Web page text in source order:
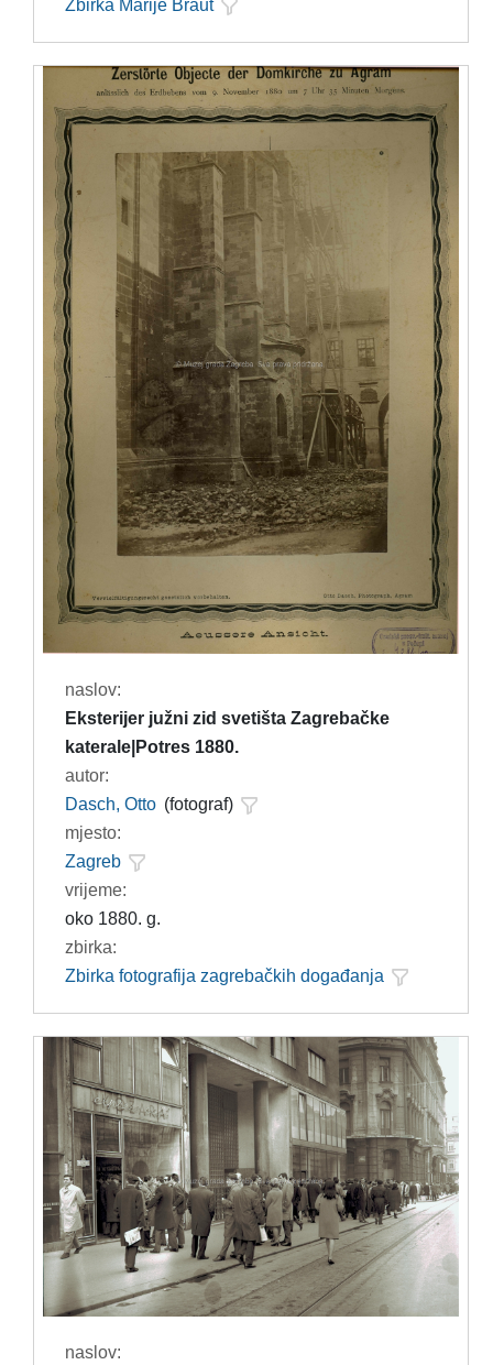
Zbirka Marije Braut
naslov:
Eksterijer južni zid svetišta Zagrebačke
katerale|Potres 1880.
autor:
Dasch, Otto (fotograf)
mjesto:
Zagreb
vrijeme:
oko 1880. g.
zbirka:
Zbirka fotografija zagrebačkih događanja
naslov: